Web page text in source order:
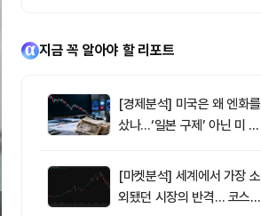
지금 꼭 알아야 할 리포트
[경제분석] 미국은 왜 엔화를
샀나…‘일본 구제’ 아닌 미 국
[마켓분석] 세계에서 가장 소
외됐던 시장의 반격… 코스피